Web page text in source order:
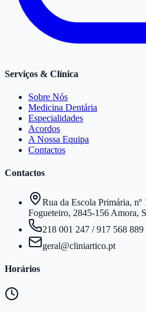
Serviços & Clínica
Sobre Nós
Medicina Dentária
Especialidades
Acordos
A Nossa Equipa
Contactos
Contactos
Rua da Escola Primária, nº
Fogueteiro, 2845-156 Amora,
218 001 247 /917 568 889
geral@cliniartico.pt
Horários